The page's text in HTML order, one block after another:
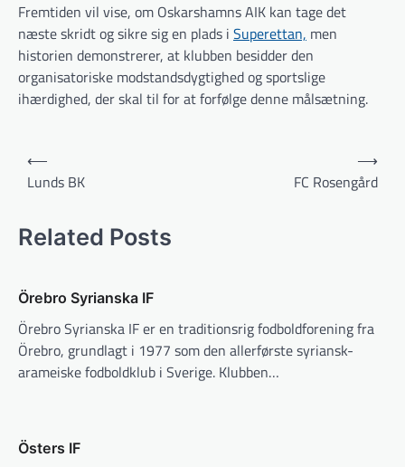
Fremtiden vil vise, om Oskarshamns AIK kan tage det
næste skridt og sikre sig en plads i Superettan, men
historien demonstrerer, at klubben besidder den
organisatoriske modstandsdygtighed og sportslige
ihærdighed, der skal til for at forfølge denne målsætning.
Indlægsnavigation
⟵
Lunds BK
FC Rosengård
⟶
Related Posts
Örebro Syrianska IF
Örebro Syrianska IF er en traditionsrig fodboldforening fra
Örebro, grundlagt i 1977 som den allerførste syriansk-
arameiske fodboldklub i Sverige. Klubben…
Östers IF